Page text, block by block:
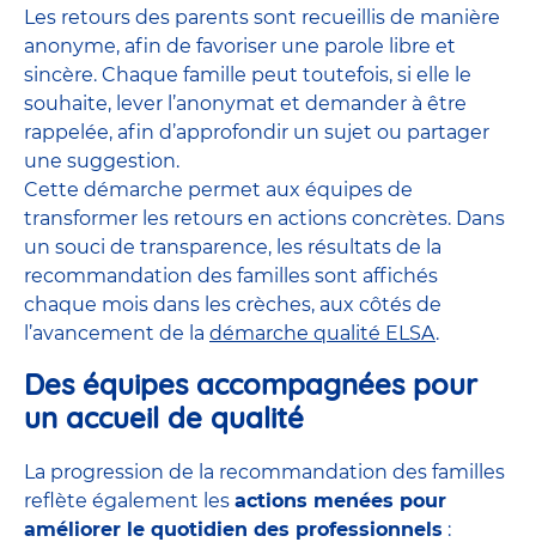
Les retours des parents sont recueillis de manière
anonyme, afin de favoriser une parole libre et
sincère. Chaque famille peut toutefois, si elle le
souhaite, lever l’anonymat et demander à être
rappelée, afin d’approfondir un sujet ou partager
une suggestion.
Cette démarche permet aux équipes de
transformer les retours en actions concrètes. Dans
un souci de transparence, les résultats de la
recommandation des familles sont affichés
chaque mois dans les crèches, aux côtés de
l’avancement de la démarche qualité ELSA.
Des équipes accompagnées pour
un accueil de qualité
La progression de la recommandation des familles
reflète également les actions menées pour
améliorer le quotidien des professionnels :